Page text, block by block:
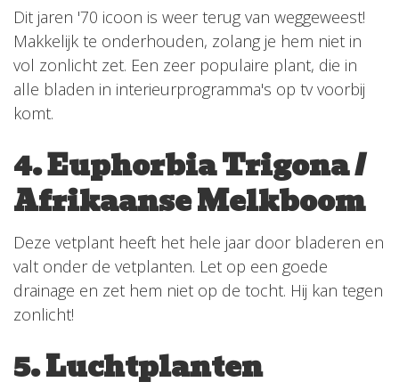
Dit jaren '70 icoon is weer terug van weggeweest!
Makkelijk te onderhouden, zolang je hem niet in
vol zonlicht zet. Een zeer populaire plant, die in
alle bladen in interieurprogramma's op tv voorbij
komt.
4. Euphorbia Trigona /
Afrikaanse Melkboom
Deze vetplant heeft het hele jaar door bladeren en
valt onder de vetplanten. Let op een goede
drainage en zet hem niet op de tocht. Hij kan tegen
zonlicht!
5. Luchtplanten